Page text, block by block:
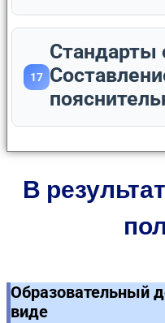
17
Стандарты
В
Образовательный
виде